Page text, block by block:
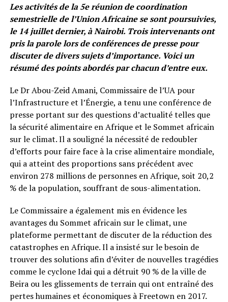
Les activités de la 5e réunion de coordination
semestrielle de l’Union Africaine se sont poursuivies,
le 14 juillet dernier, à Nairobi. Trois intervenants ont
pris la parole lors de conférences de presse pour
discuter de divers sujets d’importance. Voici un
résumé des points abordés par chacun d’entre eux.
Le Dr Abou-Zeid Amani, Commissaire de l’UA pour
l’Infrastructure et l’Énergie, a tenu une conférence de
presse portant sur des questions d’actualité telles que
la sécurité alimentaire en Afrique et le Sommet africain
sur le climat. Il a souligné la nécessité de redoubler
d’efforts pour faire face à la crise alimentaire mondiale,
qui a atteint des proportions sans précédent avec
environ 278 millions de personnes en Afrique, soit 20,2
% de la population, souffrant de sous-alimentation.
Le Commissaire a également mis en évidence les
avantages du Sommet africain sur le climat, une
plateforme permettant de discuter de la réduction des
catastrophes en Afrique. Il a insisté sur le besoin de
trouver des solutions afin d’éviter de nouvelles tragédies
comme le cyclone Idai qui a détruit 90 % de la ville de
Beira ou les glissements de terrain qui ont entraîné des
pertes humaines et économiques à Freetown en 2017.